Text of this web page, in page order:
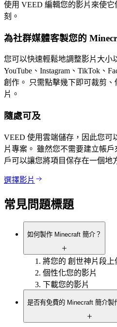
使用 VEED 編輯您的影片來使
刻。
為社群媒體客製您的
您可以快速輕鬆地調整影片大小
YouTube、Instagram、TikTok、
創作。 只需點擊幾下即可裁剪
片。
隨處可及
VEED 使用雲端儲存，因此您可
片專案。 雖然您不需要建立帳
戶可以讓您將項目保存在一個地
選擇影片
常見問題標題
如何製作 Minecraft 簡介？
將您的 創世神片段上
個性化您的影片
下載您的影片
是否有免費的 Minecraft 簡介製